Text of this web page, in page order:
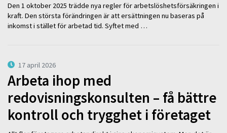
Den 1 oktober 2025 trädde nya regler för arbetslöshetsförsäkringen i
kraft. Den största förändringen är att ersättningen nu baseras på
inkomst i stället för arbetad tid. Syftet med …
17 april 2026
Arbeta ihop med
redovisningskonsulten – få bättre
kontroll och trygghet i företaget